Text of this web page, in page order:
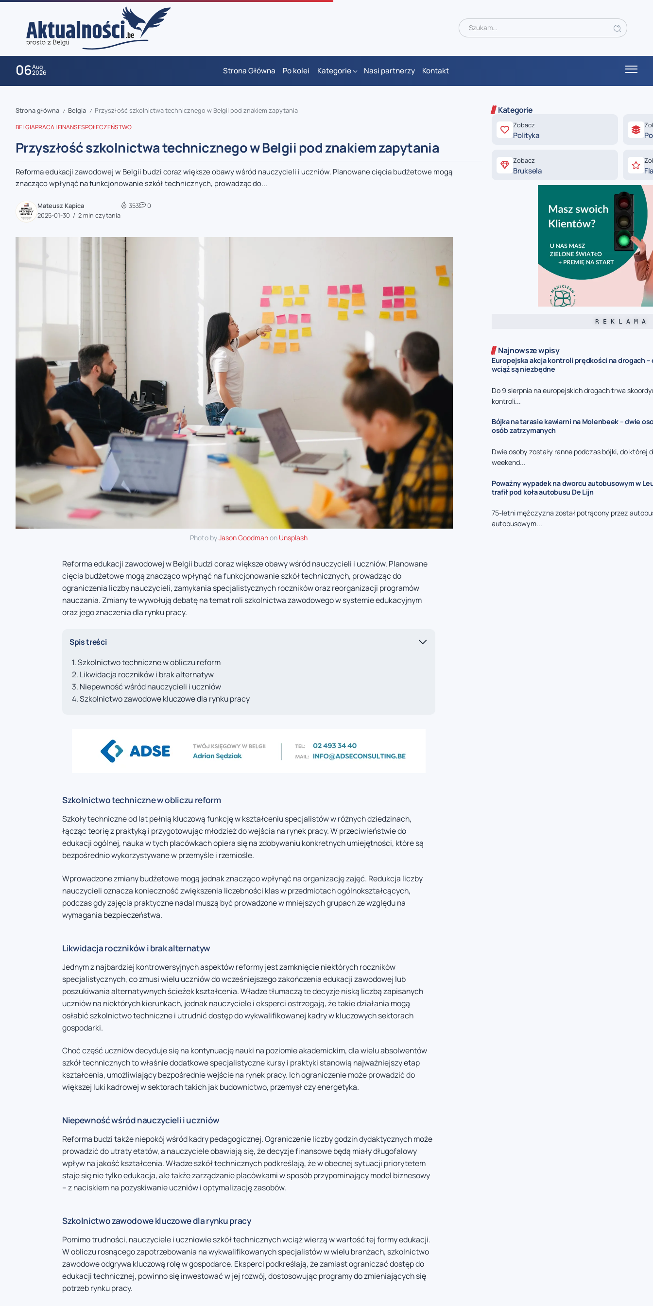
06Aug
2026 Strona Główna Po kolei Kategorie Nasi partnerzy Kontakt
zaobserwuj nas
zaobserwuj nas
Strona główna / Belgia / Przyszłość szkolnictwa technicznego w Belgii pod znakiem zapytania
BELGIAPRACA I FINANSESPOŁECZEŃSTWO
Przyszłość szkolnictwa technicznego w Belgii pod znakiem zapytania
Reforma edukacji zawodowej w Belgii budzi coraz większe obawy wśród nauczycieli i uczniów. Planowane cięcia budżetowe mogą
znacząco wpłynąć na funkcjonowanie szkół technicznych, prowadząc do...
Mateusz Kapica
2025-01-30
2 min czytania
353 0
Photo byJason Goodmanon Unsplash
Reforma edukacji zawodowej w Belgii budzi coraz większe obawy wśród nauczycieli i uczniów. Planowane
cięcia budżetowe mogą znacząco wpłynąć na funkcjonowanie szkół technicznych, prowadząc do
ograniczenia liczby nauczycieli, zamykania specjalistycznych roczników oraz reorganizacji programów
nauczania. Zmiany te wywołują debatę na temat roli szkolnictwa zawodowego w systemie edukacyjnym
oraz jego znaczenia dla rynku pracy.
Spis treści
Szkolnictwo techniczne w obliczu reform
Likwidacja roczników i brak alternatyw
Niepewność wśród nauczycieli i uczniów
Szkolnictwo zawodowe kluczowe dla rynku pracy
Szkolnictwo techniczne w obliczu reform
Szkoły techniczne od lat pełnią kluczową funkcję w kształceniu specjalistów w różnych dziedzinach,
łącząc teorię z praktyką i przygotowując młodzież do wejścia na rynek pracy. W przeciwieństwie do
edukacji ogólnej, nauka w tych placówkach opiera się na zdobywaniu konkretnych umiejętności, które są
bezpośrednio wykorzystywane w przemyśle i rzemiośle.
Wprowadzone zmiany budżetowe mogą jednak znacząco wpłynąć na organizację zajęć. Redukcja liczby
nauczycieli oznacza konieczność zwiększenia liczebności klas w przedmiotach ogólnokształcących,
podczas gdy zajęcia praktyczne nadal muszą być prowadzone w mniejszych grupach ze względu na
wymagania bezpieczeństwa.
Likwidacja roczników i brak alternatyw
Jednym z najbardziej kontrowersyjnych aspektów reformy jest zamknięcie niektórych roczników
specjalistycznych, co zmusi wielu uczniów do wcześniejszego zakończenia edukacji zawodowej lub
poszukiwania alternatywnych ścieżek kształcenia. Władze tłumaczą te decyzje niską liczbą zapisanych
uczniów na niektórych kierunkach, jednak nauczyciele i eksperci ostrzegają, że takie działania mogą
osłabić szkolnictwo techniczne i utrudnić dostęp do wykwalifikowanej kadry w kluczowych sektorach
gospodarki.
Choć część uczniów decyduje się na kontynuację nauki na poziomie akademickim, dla wielu absolwentów
szkół technicznych to właśnie dodatkowe specjalistyczne kursy i praktyki stanowią najważniejszy etap
kształcenia, umożliwiający bezpośrednie wejście na rynek pracy. Ich ograniczenie może prowadzić do
większej luki kadrowej w sektorach takich jak budownictwo, przemysł czy energetyka.
Niepewność wśród nauczycieli i uczniów
Reforma budzi także niepokój wśród kadry pedagogicznej. Ograniczenie liczby godzin dydaktycznych może
prowadzić do utraty etatów, a nauczyciele obawiają się, że decyzje finansowe będą miały długofalowy
wpływ na jakość kształcenia. Władze szkół technicznych podkreślają, że w obecnej sytuacji priorytetem
staje się nie tylko edukacja, ale także zarządzanie placówkami w sposób przypominający model biznesowy
– z naciskiem na pozyskiwanie uczniów i optymalizację zasobów.
Szkolnictwo zawodowe kluczowe dla rynku pracy
Pomimo trudności, nauczyciele i uczniowie szkół technicznych wciąż wierzą w wartość tej formy edukacji.
W obliczu rosnącego zapotrzebowania na wykwalifikowanych specjalistów w wielu branżach, szkolnictwo
zawodowe odgrywa kluczową rolę w gospodarce. Eksperci podkreślają, że zamiast ograniczać dostęp do
edukacji technicznej, powinno się inwestować w jej rozwój, dostosowując programy do zmieniających się
potrzeb rynku pracy.
Kategorie
Zobacz
Polityka
Zobacz
Bruksela
R E K L A M A
Najnowsze wpisy
Europejska akcja kontroli prędkości na drogach –
wciąż są niezbędne
Do 9 sierpnia na europejskich drogach trwa
kontroli...
Bójka na tarasie kawiarni na Molenbeek – dwie
osób zatrzymanych
Dwie osoby zostały ranne podczas bójki, do której
weekend...
Poważny wypadek na dworcu autobusowym w
trafił pod koła autobusu De Lijn
75-letni mężczyzna został potrącony przez
autobusowym...